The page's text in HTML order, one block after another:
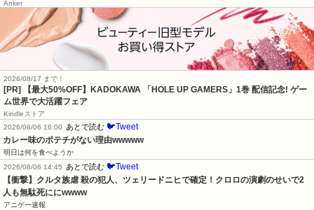
Anker
2026/08/17 まで！
[PR] 【最大50%OFF】KADOKAWA 「HOLE UP GAMERS」1巻 配信記念! ゲー
ム世界で大活躍フェア
Kindleストア
2026/08/06 16:00 あとで読む 🐦Tweet
カレー味のポテチがない理由wwwww
明日は何を食べようか
2026/08/06 14:45 あとで読む 🐦Tweet
【衝撃】クルタ族虐 殺の犯人、ツェリードニヒで確定！クロロの演劇のせいで2
人も無駄死ににwwww
アニゲー速報